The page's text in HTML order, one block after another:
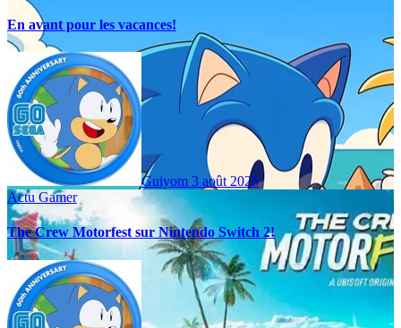
En avant pour les vacances!
Guiyom 3 août 2026
Actu Gamer
The Crew Motorfest sur Nintendo Switch 2!